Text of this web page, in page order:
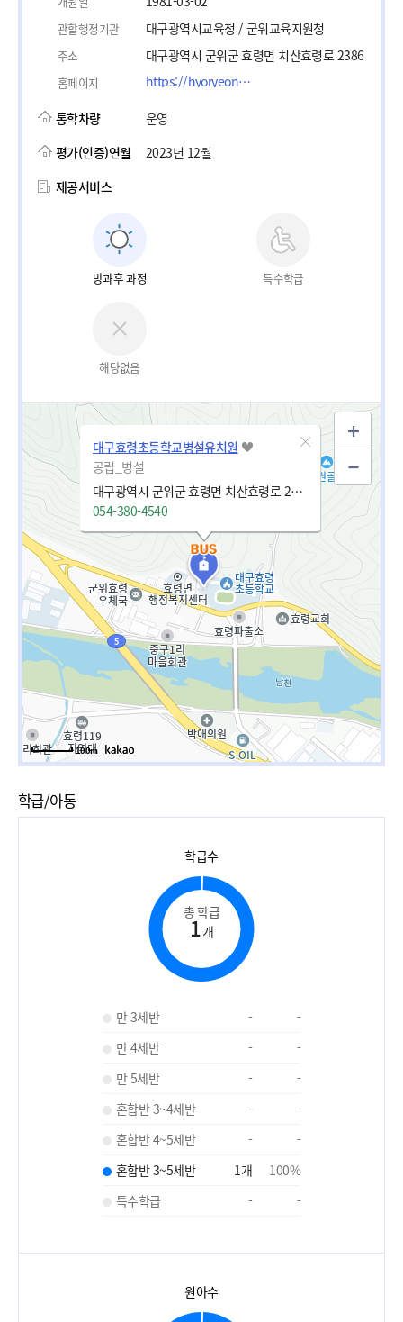
관할행정기관 대구광역시교육청 / 군위교육지원청
주소 대구광역시 군위군 효령면 치산효령로 2386
홈페이지 https://hyoryeong.dge.es.kr/hyoryeonge/main.do
통학차량
운영
평가(인증)연월
2023년 12월
제공서비스
방과후 과정 특수학급
해당없음
대구효령초등학교병설유치원
공립_병설
대구광역시 군위군 효령면 치산효령로 2386
054-380-4540
100m
학급/아동
학급수
총 학급
1개
만 3세반 -
-
만 4세반
-
-
만 5세반
-
-
혼합반 3~4세반
-
-
혼합반 4~5세반
-
-
혼합반 3~5세반
1개 100%
특수학급
- -
원아수